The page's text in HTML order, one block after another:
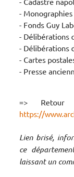
- Monographies
- Fonds Guy
- Délibérations
- Délibérations
- Cartes
- Presse
=>
https://
Lien brisé,
ce
laissant un